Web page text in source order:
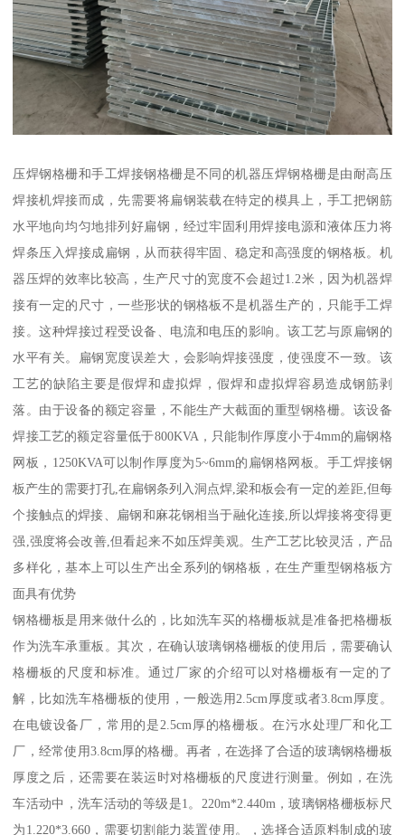
压焊钢格栅和手工焊接钢格栅是不同的机器压焊钢格栅是由耐高压
焊接机焊接而成，先需要将扁钢装载在特定的模具上，手工把钢筋
水平地向均匀地排列好扁钢，经过牢固利用焊接电源和液体压力将
焊条压入焊接成扁钢，从而获得牢固、稳定和高强度的钢格板。机
器压焊的效率比较高，生产尺寸的宽度不会超过1.2米，因为机器焊
接有一定的尺寸，一些形状的钢格板不是机器生产的，只能手工焊
接。这种焊接过程受设备、电流和电压的影响。该工艺与原扁钢的
水平有关。扁钢宽度误差大，会影响焊接强度，使强度不一致。该
工艺的缺陷主要是假焊和虚拟焊，假焊和虚拟焊容易造成钢筋剥
落。由于设备的额定容量，不能生产大截面的重型钢格栅。该设备
焊接工艺的额定容量低于800KVA，只能制作厚度小于4mm的扁钢格
网板，1250KVA可以制作厚度为5~6mm的扁钢格网板。手工焊接钢
板产生的需要打孔,在扁钢条列入洞点焊,梁和板会有一定的差距,但每
个接触点的焊接、扁钢和麻花钢相当于融化连接,所以焊接将变得更
强,强度将会改善,但看起来不如压焊美观。生产工艺比较灵活，产品
多样化，基本上可以生产出全系列的钢格板，在生产重型钢格板方
面具有优势
钢格栅板是用来做什么的，比如洗车买的格栅板就是准备把格栅板
作为洗车承重板。其次，在确认玻璃钢格栅板的使用后，需要确认
格栅板的尺度和标准。通过厂家的介绍可以对格栅板有一定的了
解，比如洗车格栅板的使用，一般选用2.5cm厚度或者3.8cm厚度。
在电镀设备厂，常用的是2.5cm厚的格栅板。在污水处理厂和化工
厂，经常使用3.8cm厚的格栅。再者，在选择了合适的玻璃钢格栅板
厚度之后，还需要在装运时对格栅板的尺度进行测量。例如，在洗
车活动中，洗车活动的等级是1。220m*2.440m，玻璃钢格栅板标尺
为1.220*3.660，需要切割能力装置使用。，选择合适原料制成的玻